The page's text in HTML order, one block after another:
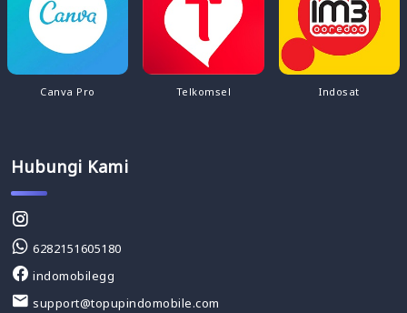
Canva Pro Telkomsel Indosat
Hubungi Kami
6282151605180
indomobilegg
support@topupindomobile.com